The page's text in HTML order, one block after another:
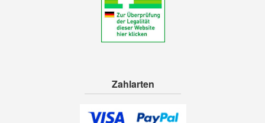
Zahlarten